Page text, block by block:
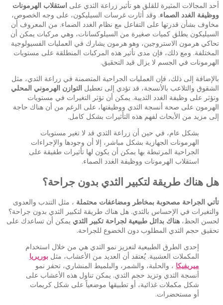
أحد المجالات المثيرة للقلق هو تأثير زراعة الثدي على استقلاب الهرمونات
ووظيفة الغدد الصماء. وقد أثارت غرسات السيليكون، على وجه الخصوص،
مخاوف بشأن قدرتها على التفاعل مع نظام الغدد الصماء. من المعروف أن
السيليكون يطلق كميات صغيرة من السيلوكسانات، وهي مركبات يمكن أن
تحاكي هرمون الاستروجين، وهو هرمون يشارك في العمليات الفسيولوجية
المختلفة. ومع ذلك، فإن مدى تأثير هذه المركبات المنطلقة على مستويات
الهرمونات في الجسم لا يزال قيد التحقيق.
بالإضافة إلى ذلك، فإن العمليات الجراحية المتضمنة في زراعة الثدي، مثل
الشقوق والتلاعب بالأنسجة، قد تؤدي إلى تعطيل التوازن الهرموني المحلي
وتؤثر على وظيفة الغدد الثديية. يمكن أن تؤثر التغيرات في مستويات
الهرمون على صحة أنسجة الثدي ووظيفتها، على الرغم من أن هناك حاجة
إلى مزيد من الأبحاث لفهم هذه التأثيرات بشكل كامل.
بشكل عام، في حين أن زراعة الثدي قد لا تغير مستويات
الهرمونات الجهازية بشكل مباشر، إلا أن وجودها والإجراءات
الجراحية المرتبطة بها يمكن أن يكون لها تأثيرات طفيفة على
استقلاب الهرمونات ووظيفة الغدد الصماء.
هل هناك طريقة لتكبير الثدي بدون جراحة؟
تأتي الجراحة مصحوبة بمخاطر ومضاعفات محتملة ، مثل التندب والعدوى
والتغيرات في الإحساس بالثدي. هل هناك طريقة لتكبير الثدي بدون جراحة؟
لحسن الحظ، هناك بدائل طبيعية لجراحة تكبير الثدي يمكن أن تساعدك على
تحقيق حجم الثدي المطلوب دون الخضوع للجراحة.
إحدى الطرق الطبيعية لتعزيز نمو الثدي هي من خلال استخدام
المكملات العشبية. يُعتقد أن العديد من الأعشاب، مثل بوريريا
ميريفيكا ، والحلبة، والشمر، والبلميط المنشاري، تحفز نمو
أنسجة الثدي وتزيد حجم الثدي. يمكن تناول هذه الأعشاب على
شكل مكملات غذائية، أو تطبيقها موضعياً على شكل كريمات
أو مستحضرات.